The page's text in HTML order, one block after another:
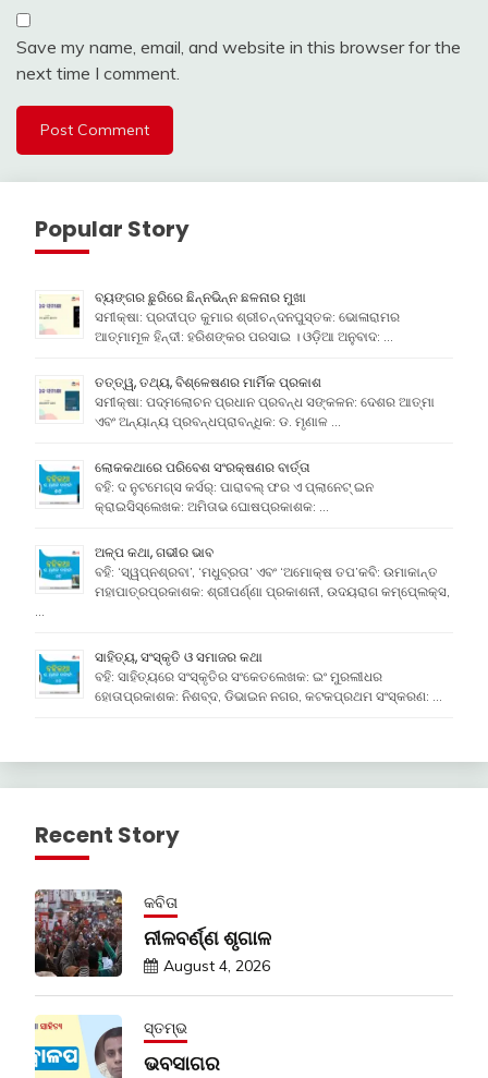
Save my name, email, and website in this browser for the
next time I comment.
Popular Story
ବ୍ୟଙ୍ଗର ଛୁରିରେ ଛିନ୍ନଭିନ୍ନ ଛଳନାର ମୁଖା
ସମୀକ୍ଷା: ପ୍ରଦୀପ୍ତ କୁମାର ଶ୍ରୀଚନ୍ଦନପୁସ୍ତକ: ଭୋଳାରାମର
ଆତ୍ମାମୂଳ ହିନ୍ଦୀ: ହରିଶଙ୍କର ପରସାଇ । ଓଡ଼ିଆ ଅନୁବାଦ: …
ତତ୍ତ୍ୱ, ତଥ୍ୟ, ବିଶ୍ଳେଷଣର ମାର୍ମିକ ପ୍ରକାଶ
ସମୀକ୍ଷା: ପଦ୍ମଲୋଚନ ପ୍ରଧାନ ପ୍ରବନ୍ଧ ସଙ୍କଳନ: ଦେଶର ଆତ୍ମା
ଏବଂ ଅନ୍ୟାନ୍ୟ ପ୍ରବନ୍ଧପ୍ରାବନ୍ଧିକ: ଡ. ମୃଣାଳ …
ଲୋକକଥାରେ ପରିବେଶ ସଂରକ୍ଷଣର ବାର୍ତ୍ତା
ବହି: ଦ ନୁଟମେଗ୍ସ କର୍ସର୍: ପାରାବଲ୍ ଫର ଏ ପ୍ଲାନେଟ୍ ଇନ
କ୍ରାଇସିସ୍ଲେଖକ: ଅମିତାଭ ଘୋଷପ୍ରକାଶକ: …
ଅଳ୍ପ କଥା, ଗଭୀର ଭାବ
ବହି: ‘ସ୍ୱପ୍ନଶ୍ରବା’, ‘ମଧୁବ୍ରତା’ ଏବଂ ‘ଅମୋକ୍ଷ ତପ’କବି: ଉମାକାନ୍ତ
ମହାପାତ୍ରପ୍ରକାଶକ: ଶ୍ରୀପର୍ଣ୍ଣା ପ୍ରକାଶନୀ, ଉଦୟରାଗ କମ୍ପେ୍ଲକ୍ସ,
ସାହିତ୍ୟ, ସଂସ୍କୃତି ଓ ସମାଜର କଥା
ବହି: ସାହିତ୍ୟରେ ସଂସ୍କୃତିର ସଂକେତଲେଖକ: ଇଂ ମୁରଲୀଧର
ହୋତାପ୍ରକାଶକ: ନିଶବ୍ଦ, ଡିଭାଇନ ନଗର, କଟକପ୍ରଥମ ସଂସ୍କରଣ: …
Recent Story
କବିତା
ନୀଳବର୍ଣ୍ଣ ଶୃଗାଳ
August 4, 2026
ସ୍ତମ୍ଭ
ଭବସାଗର